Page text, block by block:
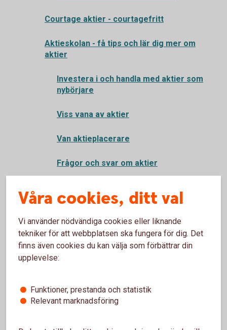
Courtage aktier - courtagefritt
Aktieskolan - få tips och lär dig mer om
aktier
Investera i och handla med aktier som
nybörjare
Viss vana av aktier
Van aktieplacerare
Frågor och svar om aktier
Investera i värdepapper
Optioner och terminer
Optionsskola
Våra cookies, ditt val
Vi använder nödvändiga cookies eller liknande
tekniker för att webbplatsen ska fungera för dig. Det
finns även cookies du kan välja som förbättrar din
upplevelse:
Funktioner, prestanda och statistik
Relevant marknadsföring